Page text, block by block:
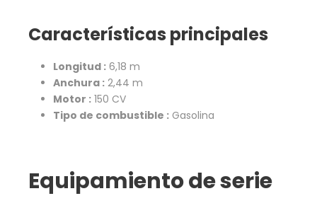
Características principales
Longitud : 6,18 m
Anchura : 2,44 m
Motor : 150 CV
Tipo de combustible : Gasolina
Equipamiento de serie